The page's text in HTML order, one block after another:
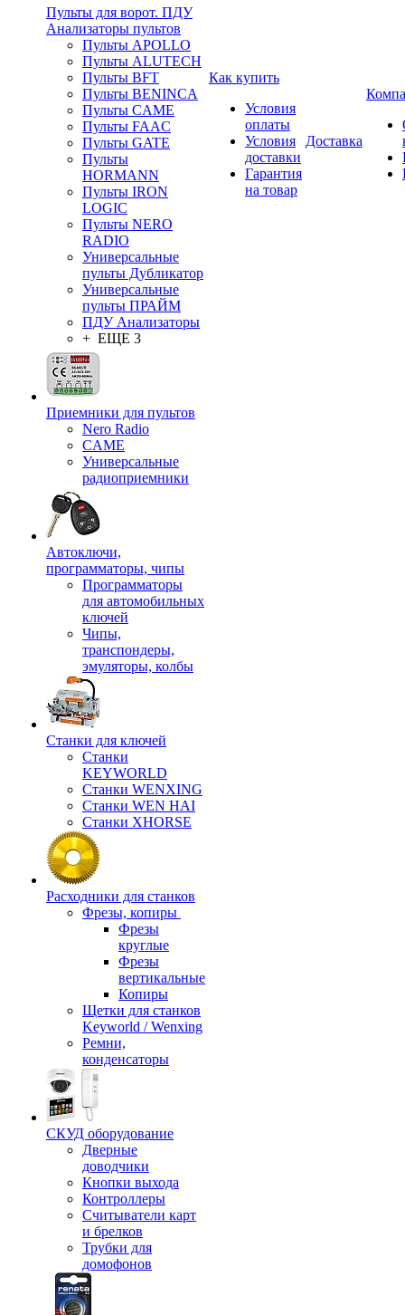
Пульты для ворот. ПДУ
Анализаторы пультов
Пульты APOLLO
Пульты ALUTECH
Пульты BFT
Пульты BENINCA
Пульты CAME
Пульты FAAC
Пульты GATE
Пульты
HORMANN
Пульты IRON
LOGIC
Пульты NERO
RADIO
Универсальные
пульты Дубликатор
Универсальные
пульты ПРАЙМ
ПДУ Анализаторы
+ ЕЩЕ 3
Приемники для пультов
Nero Radio
CAME
Универсальные
радиоприемники
Автоключи,
программаторы, чипы
Программаторы
для автомобильных
ключей
Чипы,
транспондеры,
эмуляторы, колбы
Станки для ключей
Станки
KEYWORLD
Станки WENXING
Станки WEN HAI
Станки XHORSE
Расходники для станков
Фрезы, копиры
Фрезы
круглые
Фрезы
вертикальные
Копиры
Щетки для станков
Keyworld / Wenxing
Ремни,
конденсаторы
СКУД оборудование
Дверные
доводчики
Кнопки выхода
Контроллеры
Считыватели карт
и брелков
Трубки для
домофонов
Как купить
Условия
оплаты
Условия
доставки
Гарантия
на товар
Доставка